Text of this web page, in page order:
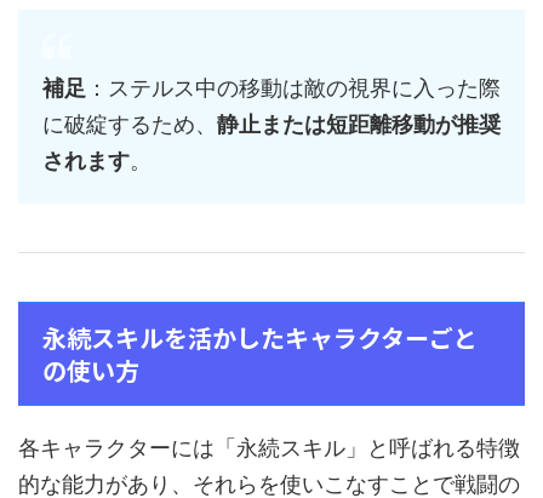
補足 ：ステルス中の移動は敵の視界に入った際
に破綻するため、 静止または短距離移動が推奨
されます。
永続スキルを活かしたキャラクターごと
の使い方
各キャラクターには「永続スキル」と呼ばれる特徴
的な能力があり、それらを使いこなすことで戦闘の